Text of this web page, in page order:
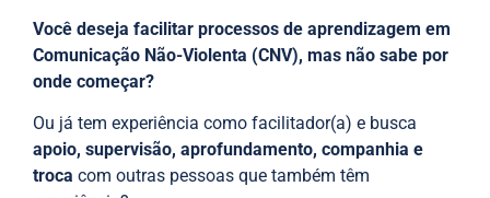
Você deseja facilitar processos de aprendizagem em
Comunicação Não-Violenta (CNV), mas não sabe por
onde começar?
Ou já tem experiência como facilitador(a) e busca
apoio, supervisão, aprofundamento, companhia e
troca com outras pessoas que também têm